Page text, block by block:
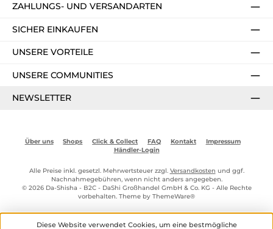
ZAHLUNGS- UND VERSANDARTEN
SICHER EINKAUFEN
UNSERE VORTEILE
UNSERE COMMUNITIES
NEWSLETTER
Über uns Shops Click & Collect FAQ Kontakt
Impressum
Händler-Login
Alle Preise inkl. gesetzl. Mehrwertsteuer zzgl. Versandkosten und ggf.
Nachnahmegebühren, wenn nicht anders angegeben.
© 2026 Da-Shisha - B2C - DaShi Großhandel GmbH & Co. KG - Alle Rechte
vorbehalten. Theme by ThemeWare®
Diese Website verwendet Cookies, um eine bestmögliche